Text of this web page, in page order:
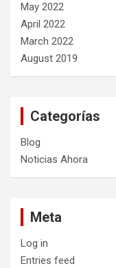
May 2022
April 2022
March 2022
August 2019
Categorías
Blog
Noticias Ahora
Meta
Log in
Entries feed